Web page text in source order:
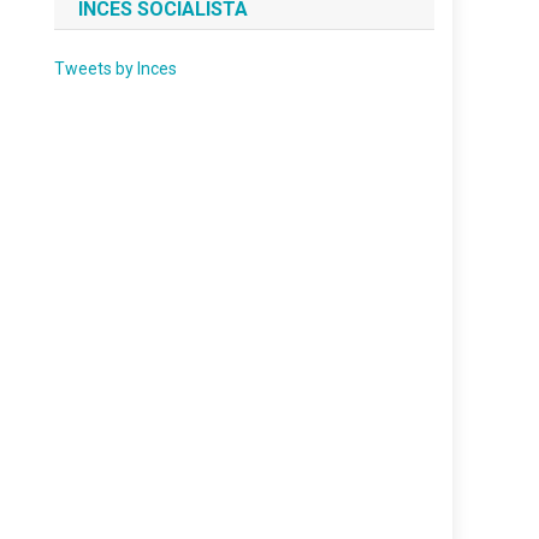
INCES SOCIALISTA
Tweets by Inces